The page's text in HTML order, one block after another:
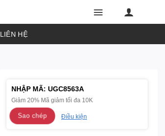
LIÊN HỆ
NHẬP MÃ: UGC8563A
Giảm 20% Mã giảm tối đa 10K
Sao chép Điều kiện